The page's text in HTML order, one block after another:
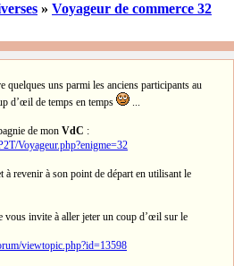
» Voyageur de commerce 32
uns parmi les anciens participants au
d’œil de temps en temps
de mon VdC :
Voyageur.php?enigme=32
à revenir à son point de départ en utilisant le
vous invite à aller jeter un coup d’œil sur le
viewtopic.php?id=13598